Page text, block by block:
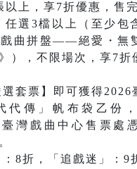
上，享7折優惠，售完
選3檔以上（至少包
戲曲拼盤——絕愛・無
），不限場次，享7折
套票】即可獲得2026
代傳」帆布袋乙份
灣戲曲中心售票處
8折，「追戲迷」：9